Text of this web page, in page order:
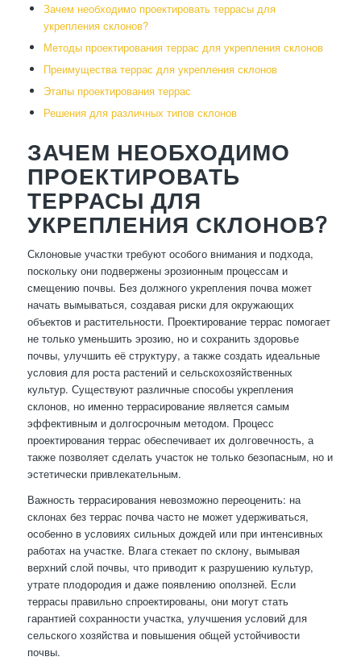
Зачем необходимо проектировать террасы для
укрепления склонов?
Методы проектирования террас для укрепления склонов
Преимущества террас для укрепления склонов
Этапы проектирования террас
Решения для различных типов склонов
ЗАЧЕМ НЕОБХОДИМО
ПРОЕКТИРОВАТЬ
ТЕРРАСЫ ДЛЯ
УКРЕПЛЕНИЯ СКЛОНОВ?
Склоновые участки требуют особого внимания и подхода,
поскольку они подвержены эрозионным процессам и
смещению почвы. Без должного укрепления почва может
начать вымываться, создавая риски для окружающих
объектов и растительности. Проектирование террас помогает
не только уменьшить эрозию, но и сохранить здоровье
почвы, улучшить её структуру, а также создать идеальные
условия для роста растений и сельскохозяйственных
культур. Существуют различные способы укрепления
склонов, но именно террасирование является самым
эффективным и долгосрочным методом. Процесс
проектирования террас обеспечивает их долговечность, а
также позволяет сделать участок не только безопасным, но и
эстетически привлекательным.
Важность террасирования невозможно переоценить: на
склонах без террас почва часто не может удерживаться,
особенно в условиях сильных дождей или при интенсивных
работах на участке. Влага стекает по склону, вымывая
верхний слой почвы, что приводит к разрушению культур,
утрате плодородия и даже появлению оползней. Если
террасы правильно спроектированы, они могут стать
гарантией сохранности участка, улучшения условий для
сельского хозяйства и повышения общей устойчивости
почвы.